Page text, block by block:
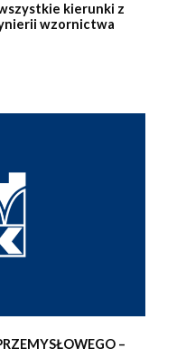
wszystkie kierunki z
wzornictwa
–